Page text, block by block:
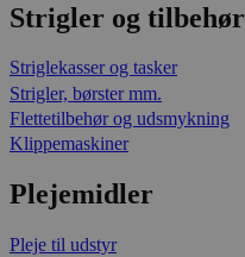
Strigler og tilbehør
Striglekasser og tasker
Strigler, børster mm.
Flettetilbehør og udsmykning
Klippemaskiner
Plejemidler
Pleje til udstyr